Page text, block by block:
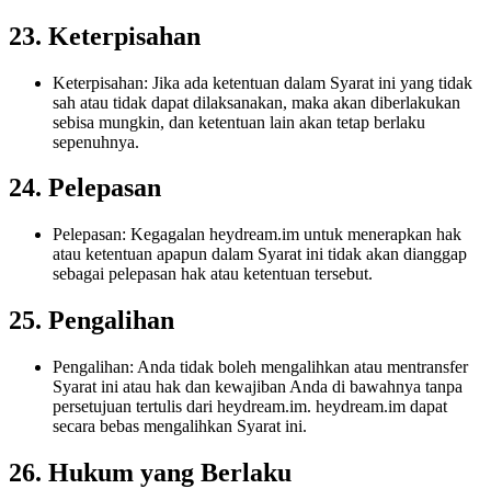
23. Keterpisahan
Keterpisahan: Jika ada ketentuan dalam Syarat ini yang tidak
sah atau tidak dapat dilaksanakan, maka akan diberlakukan
sebisa mungkin, dan ketentuan lain akan tetap berlaku
sepenuhnya.
24. Pelepasan
Pelepasan: Kegagalan heydream.im untuk menerapkan hak
atau ketentuan apapun dalam Syarat ini tidak akan dianggap
sebagai pelepasan hak atau ketentuan tersebut.
25. Pengalihan
Pengalihan: Anda tidak boleh mengalihkan atau mentransfer
Syarat ini atau hak dan kewajiban Anda di bawahnya tanpa
persetujuan tertulis dari heydream.im. heydream.im dapat
secara bebas mengalihkan Syarat ini.
26. Hukum yang Berlaku